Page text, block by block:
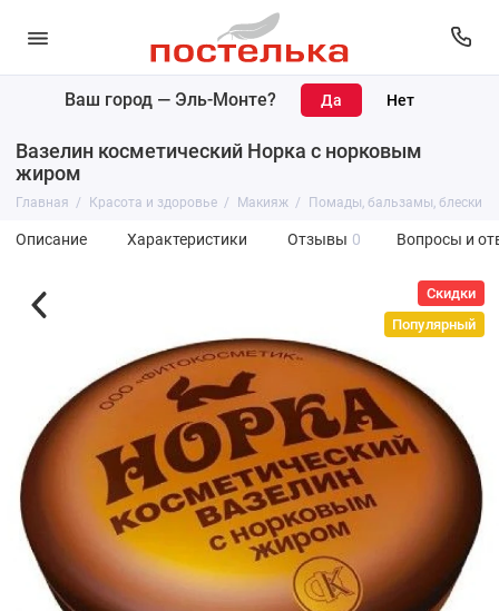
Ваш город — Эль-Монте?
Вазелин косметический Норка с норковым
жиром
Главная Красота и здоровье Макияж Помады, бальзамы, блески
Описание Характеристики Отзывы 0 Вопросы и
Скидки
Популярный